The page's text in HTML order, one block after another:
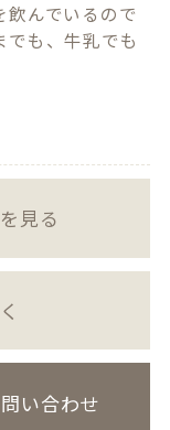
んでいるので
でも、牛乳でも
見る
い合わせ